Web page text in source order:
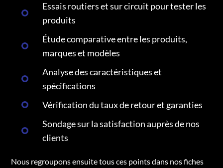
Essais routiers et sur circuit pour tester les
produits
Étude comparative entre les produits,
marques et modèles
Analyse des caractéristiques et
spécifications
Vérification du taux de retour et garanties
Sondage sur la satisfaction auprès de nos
clients
Nous regroupons ensuite tous ces points dans nos fiches